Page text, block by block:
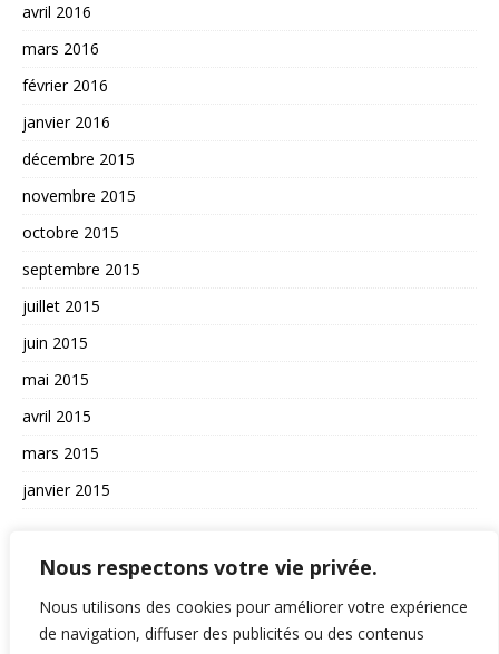
Nous respectons votre vie privée.
Nous utilisons des cookies pour améliorer votre expérience
de navigation, diffuser des publicités ou des contenus
avril 2016
mars 2016
février 2016
janvier 2016
décembre 2015
novembre 2015
octobre 2015
septembre 2015
juillet 2015
juin 2015
mai 2015
avril 2015
mars 2015
janvier 2015
La vie du site
A propos et contact